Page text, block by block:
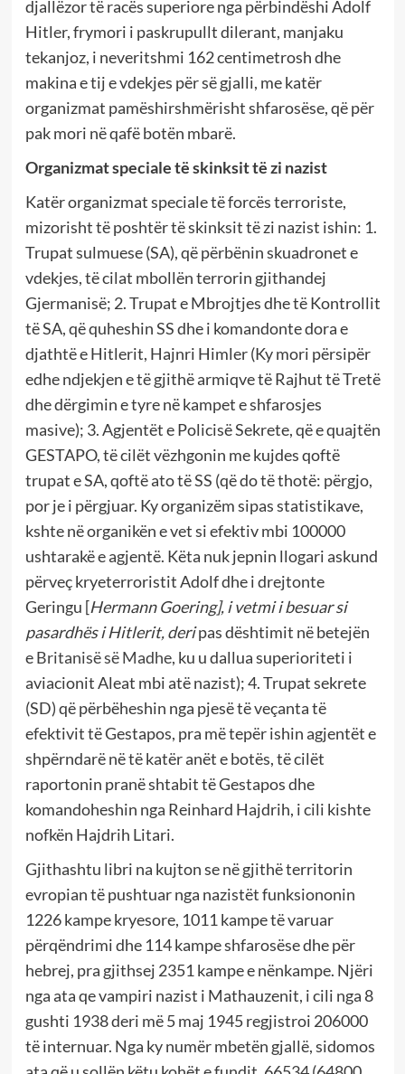
djallëzor të racës superiore nga përbindëshi Adolf
Hitler, frymori i paskrupullt dilerant, manjaku
tekanjoz, i neveritshmi 162 centimetrosh dhe
makina e tij e vdekjes për së gjalli, me katër
organizmat pamëshirshmërisht shfarosëse, që për
pak mori në qafë botën mbarë.
Organizmat speciale të skinksit të zi nazist
Katër organizmat speciale të forcës terroriste,
mizorisht të poshtër të skinksit të zi nazist ishin: 1.
Trupat sulmuese (SA), që përbënin skuadronet e
vdekjes, të cilat mbollën terrorin gjithandej
Gjermanisë; 2. Trupat e Mbrojtjes dhe të Kontrollit
të SA, që quheshin SS dhe i komandonte dora e
djathtë e Hitlerit, Hajnri Himler (Ky mori përsipër
edhe ndjekjen e të gjithë armiqve të Rajhut të Tretë
dhe dërgimin e tyre në kampet e shfarosjes
masive); 3. Agjentët e Policisë Sekrete, që e quajtën
GESTAPO, të cilët vëzhgonin me kujdes qoftë
trupat e SA, qoftë ato të SS (që do të thotë: përgjo,
por je i përgjuar. Ky organizëm sipas statistikave,
kshte në organikën e vet si efektiv mbi 100000
ushtarakë e agjentë. Këta nuk jepnin llogari askund
përveç kryeterroristit Adolf dhe i drejtonte
Geringu [Hermann Goering], i vetmi i besuar si
pasardhës i Hitlerit, deripas dështimit në betejën
eBritanisë së Madhe, ku u dallua superioriteti i
aviacionit Aleat mbi atë nazist); 4. Trupat sekrete
(SD) që përbëheshin nga pjesë të veçanta të
efektivit të Gestapos, pra më tepër ishin agjentët e
shpërndarë në të katër anët e botës, të cilët
raportonin pranë shtabit të Gestapos dhe
komandoheshin nga Reinhard Hajdrih, i cili kishte
nofkën Hajdrih Litari.
Gjithashtu libri na kujton se në gjithë territorin
evropian të pushtuar nga nazistët funksiononin
1226 kampe kryesore, 1011 kampe të varuar
përqëndrimi dhe 114 kampe shfarosëse dhe për
hebrej, pra gjithsej 2351 kampe e nënkampe. Njëri
nga ata qe vampiri nazist i Mathauzenit, i cili nga 8
gushti 1938 deri më 5 maj 1945 regjistroi 206000
të internuar. Nga ky numër mbetën gjallë, sidomos